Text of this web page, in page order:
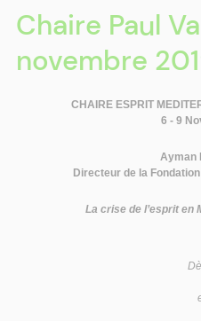
Chaire Paul
novembre
CHAIRE ESPRIT
6 - 9
Ayman
Directeur de la
La crise de l’esprit en